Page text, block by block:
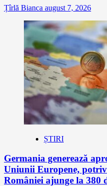
Țîrlă Bianca august 7, 2026
ȘTIRI
Germania generează
Uniunii Europene,
României ajunge la 380